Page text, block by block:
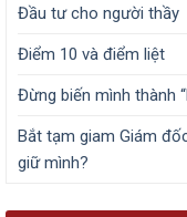
Đầu tư cho người thầy
Điểm 10 và điểm liệt
Đừng biến mình thành
Bắt tạm giam Giám
giữ mình?